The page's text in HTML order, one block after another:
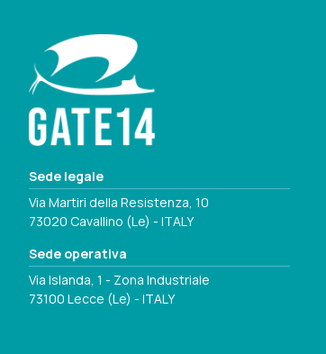
Sede legale
Via Martiri della Resistenza, 10
73020 Cavallino (Le) - ITALY
Sede operativa
Via Islanda, 1 - Zona Industriale
73100 Lecce (Le) - ITALY